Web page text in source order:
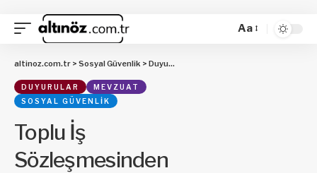
Aa
altinoz.com.tr > Sosyal Güvenlik > Duyurular
DUYURULAR
MEVZUAT
SOSYAL GÜVENLIK
Toplu İş
Sözleşmesinden